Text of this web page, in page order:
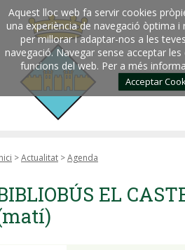
Aquest lloc web fa servir cookies
una experiència de navegació òptima
per millorar i adaptar-nos a les
navegació. Navegar sense acceptar
funcions del web. Per a més
Acceptar
>Actualitat >Agenda
EL